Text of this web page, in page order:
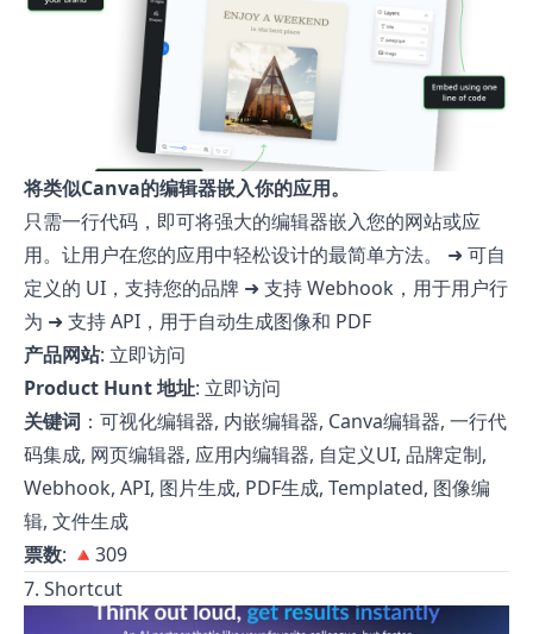
将类似Canva的编辑器嵌入你的应用。
只需一行代码，即可将强大的编辑器嵌入您的网站或应
用。让用户在您的应用中轻松设计的最简单方法。 ➜ 可自
定义的 UI，支持您的品牌 ➜ 支持 Webhook，用于用户行
为 ➜ 支持 API，用于自动生成图像和 PDF
产品网站: 立即访问
Product Hunt 地址: 立即访问
关键词 ：可视化编辑器, 内嵌编辑器, Canva编辑器, 一行代
码集成, 网页编辑器, 应用内编辑器, 自定义UI, 品牌定制,
Webhook, API, 图片生成, PDF生成, Templated, 图像编
辑, 文件生成
票数: 🔺309
7. Shortcut